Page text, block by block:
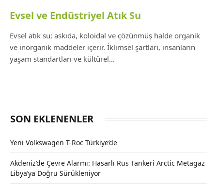
Evsel ve Endüstriyel Atık Su
Evsel atık su; askıda, koloidal ve çözünmüş halde organik
ve inorganik maddeler içerir. İklimsel şartları, insanların
yaşam standartları ve kültürel…
SON EKLENENLER
Yeni Volkswagen T-Roc Türkiye’de
Akdeniz’de Çevre Alarmı: Hasarlı Rus Tankeri Arctic Metagaz
Libya’ya Doğru Sürükleniyor